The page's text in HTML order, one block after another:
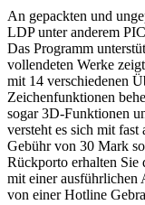
An gepackten und
LDP unter anderem
Das Programm
vollendeten Werke
mit 14 verschiedenen
Zeichenfunktionen
sogar 3D-Funktionen
versteht es sich mit
Gebühr von 30 Mark
Rückporto erhalten Sie
mit einer
von einer Hotline